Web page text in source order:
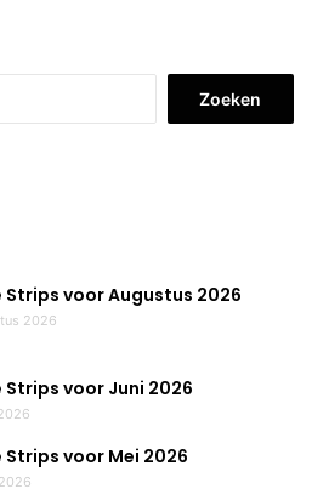
Strips voor Augustus 2026
2026
Strips voor Juni 2026
Strips voor Mei 2026